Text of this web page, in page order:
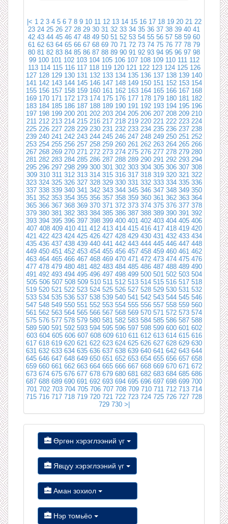
|< 1 2 3 4 5 6 7 8 9 10 11 12 13 14 15 16 17 18 19 20 21 22
23 24 25 26 27 28 29 30 31 32 33 34 35 36 37 38 39 40 41
42 43 44 45 46 47 48 49 50 51 52 53 54 55 56 57 58 59 60
61 62 63 64 65 66 67 68 69 70 71 72 73 74 75 76 77 78 79
80 81 82 83 84 85 86 87 88 89 90 91 92 93 94 95 96 97 98
99 100 101 102 103 104 105 106 107 108 109 110 111 112
113 114 115 116 117 118 119 120 121 122 123 124 125 126
127 128 129 130 131 132 133 134 135 136 137 138 139 140
141 142 143 144 145 146 147 148 149 150 151 152 153 154
155 156 157 158 159 160 161 162 163 164 165 166 167 168
169 170 171 172 173 174 175 176 177 178 179 180 181 182
183 184 185 186 187 188 189 190 191 192 193 194 195 196
197 198 199 200 201 202 203 204 205 206 207 208 209 210
211 212 213 214 215 216 217 218 219 220 221 222 223 224
225 226 227 228 229 230 231 232 233 234 235 236 237 238
239 240 241 242 243 244 245 246 247 248 249 250 251 252
253 254 255 256 257 258 259 260 261 262 263 264 265 266
267 268 269 270 271 272 273 274 275 276 277 278 279 280
281 282 283 284 285 286 287 288 289 290 291 292 293 294
295 296 297 298 299 300 301 302 303 304 305 306 307 308
309 310 311 312 313 314 315 316 317 318 319 320 321 322
323 324 325 326 327 328 329 330 331 332 333 334 335 336
337 338 339 340 341 342 343 344 345 346 347 348 349 350
351 352 353 354 355 356 357 358 359 360 361 362 363 364
365 366 367 368 369 370 371 372 373 374 375 376 377 378
379 380 381 382 383 384 385 386 387 388 389 390 391 392
393 394 395 396 397 398 399 400 401 402 403 404 405 406
407 408 409 410 411 412 413 414 415 416 417 418 419 420
421 422 423 424 425 426 427 428 429 430 431 432 433 434
435 436 437 438 439 440 441 442 443 444 445 446 447 448
449 450 451 452 453 454 455 456 457 458 459 460 461 462
463 464 465 466 467 468 469 470 471 472 473 474 475 476
477 478 479 480 481 482 483 484 485 486 487 488 489 490
491 492 493 494 495 496 497 498 499 500 501 502 503 504
505 506 507 508 509 510 511 512 513 514 515 516 517 518
519 520 521 522 523 524 525 526 527 528 529 530 531 532
533 534 535 536 537 538 539 540 541 542 543 544 545 546
547 548 549 550 551 552 553 554 555 556 557 558 559 560
561 562 563 564 565 566 567 568 569 570 571 572 573 574
575 576 577 578 579 580 581 582 583 584 585 586 587 588
589 590 591 592 593 594 595 596 597 598 599 600 601 602
603 604 605 606 607 608 609 610 611 612 613 614 615 616
617 618 619 620 621 622 623 624 625 626 627 628 629 630
631 632 633 634 635 636 637 638 639 640 641 642 643 644
645 646 647 648 649 650 651 652 653 654 655 656 657 658
659 660 661 662 663 664 665 666 667 668 669 670 671 672
673 674 675 676 677 678 679 680 681 682 683 684 685 686
687 688 689 690 691 692 693 694 695 696 697 698 699 700
701 702 703 704 705 706 707 708 709 710 711 712 713 714
715 716 717 718 719 720 721 722 723 724 725 726 727 728
729 730 >|
Өргөн хэрэглээний үг
Явцуу хэрэглээний үг
Аман зохиол
Нэр томьёо